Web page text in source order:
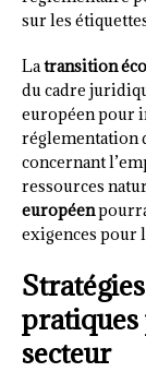
sur les
Latransition
du cadre
européen pour
réglementation
concernant
ressources
européen
exigences pour
pratiques
secteur